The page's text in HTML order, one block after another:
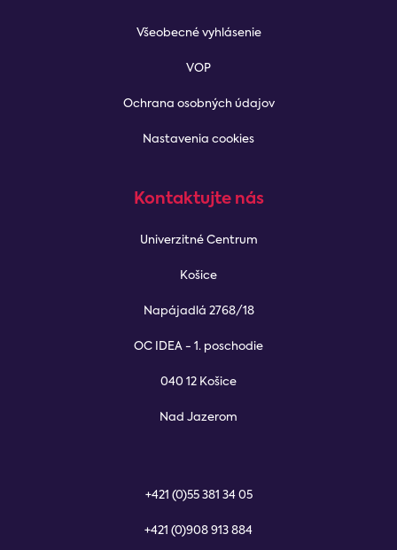
Všeobecné vyhlásenie
VOP
Ochrana osobných údajov
Nastavenia cookies
Kontaktujte nás
Univerzitné Centrum
Košice
Napájadlá 2768/18
OC IDEA - 1. poschodie
040 12 Košice
Nad Jazerom
+421 (0)55 381 34 05
+421 (0)908 913 884